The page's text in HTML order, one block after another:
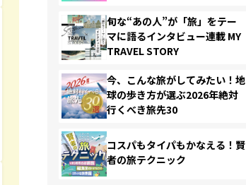
旬な“あの人”が「旅」をテー
マに語るインタビュー連載 MY
TRAVEL STORY
今、こんな旅がしてみたい！地
球の歩き方が選ぶ2026年絶対
行くべき旅先30
コスパもタイパもかなえる！賢
者の旅テクニック